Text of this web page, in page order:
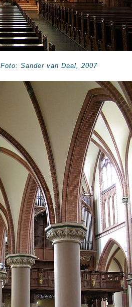
Foto: Sander van Daal, 2007